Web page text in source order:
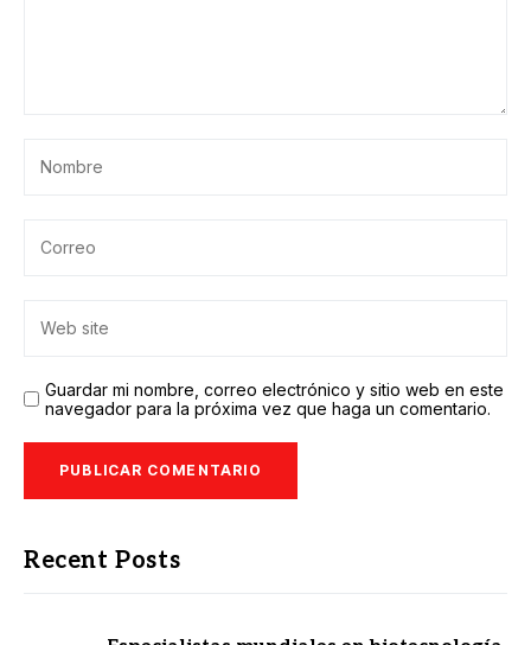
Guardar mi nombre, correo electrónico y sitio web en este
navegador para la próxima vez que haga un comentario.
Recent Posts